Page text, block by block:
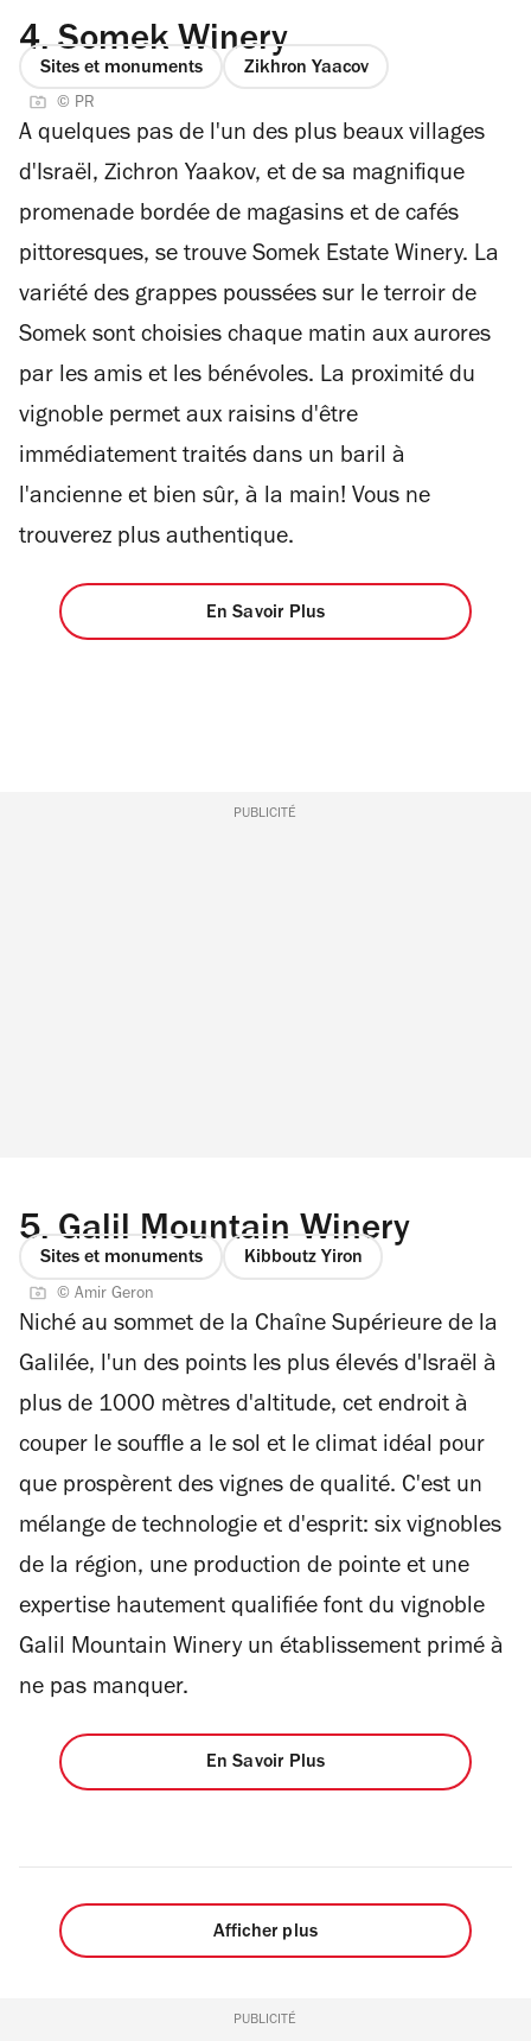
4. Somek Winery
Sites et monuments Zikhron Yaacov
© PR
A quelques pas de l'un des plus beaux villages
d'Israël, Zichron Yaakov, et de sa magnifique
promenade bordée de magasins et de cafés
pittoresques, se trouve Somek Estate Winery. La
variété des grappes poussées sur le terroir de
Somek sont choisies chaque matin aux aurores
par les amis et les bénévoles. La proximité du
vignoble permet aux raisins d'être
immédiatement traités dans un baril à
l'ancienne et bien sûr, à la main! Vous ne
trouverez plus authentique.
En Savoir Plus
PUBLICITÉ
5. Galil Mountain Winery
Sites et monuments Kibboutz Yiron
© Amir Geron
Niché au sommet de la Chaîne Supérieure de la
Galilée, l'un des points les plus élevés d'Israël à
plus de 1000 mètres d'altitude, cet endroit à
couper le souffle a le sol et le climat idéal pour
que prospèrent des vignes de qualité. C'est un
mélange de technologie et d'esprit: six vignobles
de la région, une production de pointe et une
expertise hautement qualifiée font du vignoble
Galil Mountain Winery un établissement primé à
ne pas manquer.
En Savoir Plus
Afficher plus
PUBLICITÉ